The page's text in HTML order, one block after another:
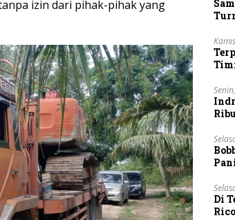
izin dari pihak-pihak yang
Di